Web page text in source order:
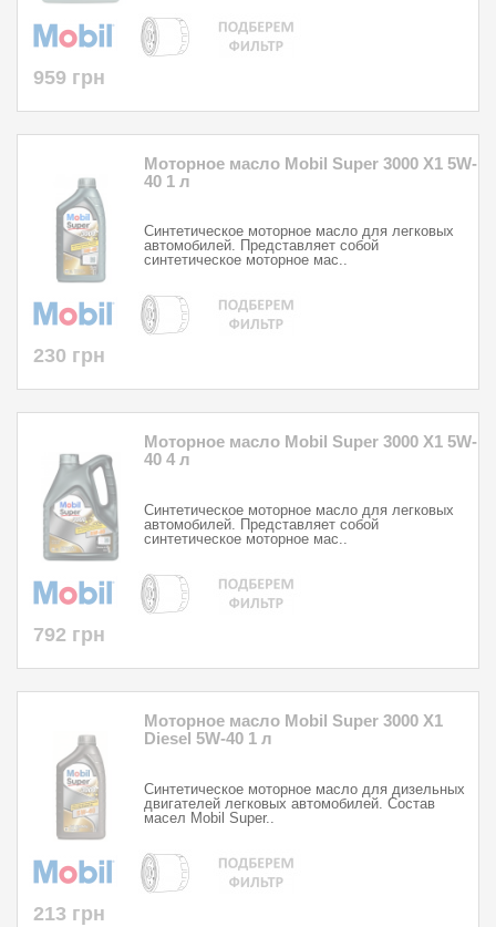
959 грн
Моторное масло Mobil Super 3000 X1 5W-
40 1 л
Синтетическое моторное масло для легковых
автомобилей. Представляет собой
синтетическое моторное мас..
230 грн
Моторное масло Mobil Super 3000 X1 5W-
40 4 л
Синтетическое моторное масло для легковых
автомобилей. Представляет собой
синтетическое моторное мас..
792 грн
Моторное масло Mobil Super 3000 X1
Diesel 5W-40 1 л
Синтетическое моторное масло для дизельных
двигателей легковых автомобилей. Состав
масел Mobil Super..
213 грн